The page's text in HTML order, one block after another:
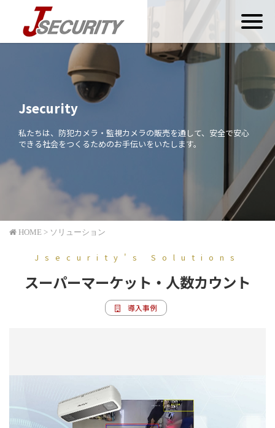
Jsecurity
私たちは、防犯カメラ・監視カメラの販売を通して、安全で安心
できる社会をつくるためのお手伝いをいたします。
HOME > ソリューション
Jsecurity's Solutions
スーパーマーケット・人数カウント
導入事例